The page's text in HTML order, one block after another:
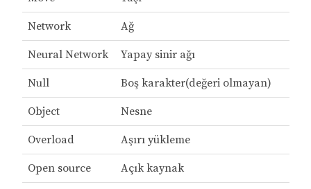
Network Ağ
Neural Network Yapay sinir ağı
Null Boş karakter(değeri olmayan)
Object Nesne
Overload Aşırı yükleme
Open source Açık kaynak